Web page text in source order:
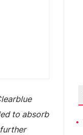
to absorb
•